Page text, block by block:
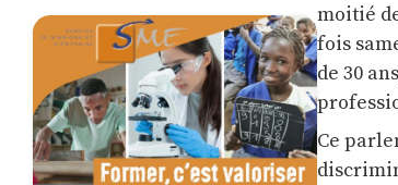
moitié
fois
de 30
Ce